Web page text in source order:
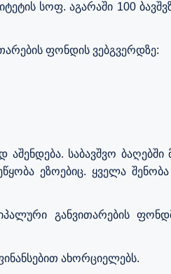
სოფ. აგარაში 100
ფონდის ვებგვერდზე:
საბავშვო ბაღებში
ეზოებიც. ყველა
განვითარების
ახორციელებს.